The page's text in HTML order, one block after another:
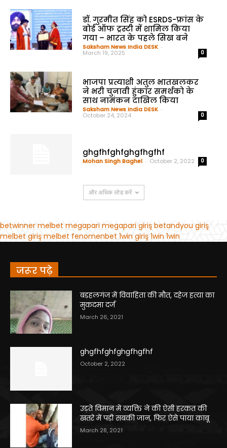
जरूर पढ़े
बड़हलगंज में विवाहिता की मौत, दहेज हत्या का
मुकदमा दर्ज
March 26, 2021
ghgfhfghfghgfhgfhf
October 2, 2022
उड़ते विमान में व्यक्ति ने की ऐसी हरकत की
खतरे में पड़ी सबकी जान, फिर ऐसे पाया काबू
March 28, 2021